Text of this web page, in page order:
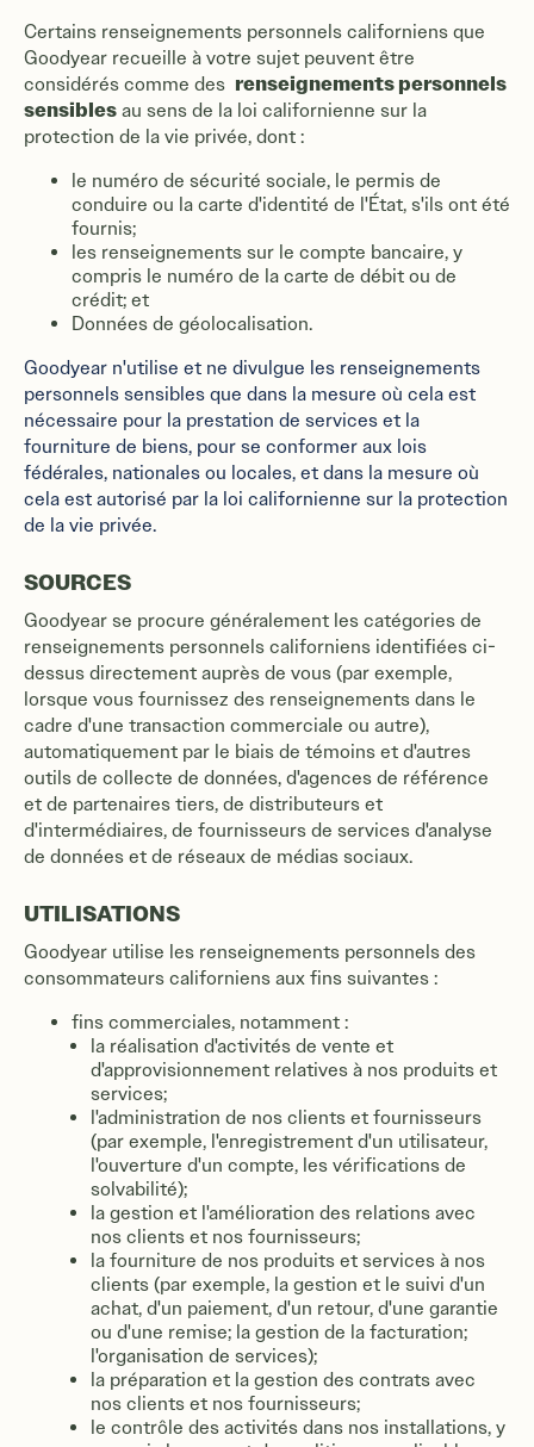
Certains renseignements personnels californiens que
Goodyear recueille à votre sujet peuvent être
considérés comme des renseignements personnels
sensibles au sens de la loi californienne sur la
protection de la vie privée, dont :
le numéro de sécurité sociale, le permis de
conduire ou la carte d'identité de l'État, s'ils ont été
fournis;
les renseignements sur le compte bancaire, y
compris le numéro de la carte de débit ou de
crédit; et
Données de géolocalisation.
Goodyear n'utilise et ne divulgue les renseignements
personnels sensibles que dans la mesure où cela est
nécessaire pour la prestation de services et la
fourniture de biens, pour se conformer aux lois
fédérales, nationales ou locales, et dans la mesure où
cela est autorisé par la loi californienne sur la protection
de la vie privée.
SOURCES
Goodyear se procure généralement les catégories de
renseignements personnels californiens identifiées ci-
dessus directement auprès de vous (par exemple,
lorsque vous fournissez des renseignements dans le
cadre d'une transaction commerciale ou autre),
automatiquement par le biais de témoins et d'autres
outils de collecte de données, d'agences de référence
et de partenaires tiers, de distributeurs et
d'intermédiaires, de fournisseurs de services d'analyse
de données et de réseaux de médias sociaux.
UTILISATIONS
Goodyear utilise les renseignements personnels des
consommateurs californiens aux fins suivantes :
fins commerciales, notamment :
la réalisation d'activités de vente et
d'approvisionnement relatives à nos produits et
services;
l'administration de nos clients et fournisseurs
(par exemple, l'enregistrement d'un utilisateur,
l'ouverture d'un compte, les vérifications de
solvabilité);
la gestion et l'amélioration des relations avec
nos clients et nos fournisseurs;
la fourniture de nos produits et services à nos
clients (par exemple, la gestion et le suivi d'un
achat, d'un paiement, d'un retour, d'une garantie
ou d'une remise; la gestion de la facturation;
l'organisation de services);
la préparation et la gestion des contrats avec
nos clients et nos fournisseurs;
le contrôle des activités dans nos installations, y